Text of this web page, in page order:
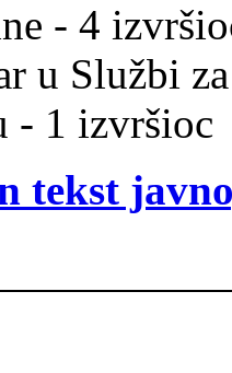
- 4
u Službi
- 1 izvršioc
tekst